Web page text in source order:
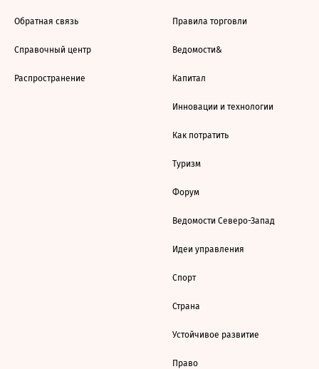
Обратная связь
Справочный центр
Распространение
Правила торговли
Ведомости&
Капитал
Инновации и технологии
Как потратить
Туризм
Форум
Ведомости Северо-Запад
Идеи управления
Спорт
Страна
Устойчивое развитие
Право